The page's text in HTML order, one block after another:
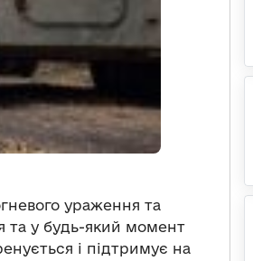
ураження та
та у будь-який момент
і підтримує на